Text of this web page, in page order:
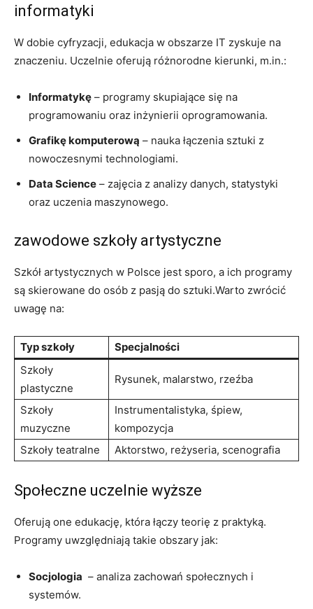
informatyki
W ​dobie ‌cyfryzacji, edukacja w obszarze ⁣IT zyskuje na
znaczeniu. Uczelnie⁢ oferują różnorodne kierunki, m.in.:
Informatykę – programy skupiające się na
programowaniu ⁢oraz inżynierii oprogramowania.
Grafikę komputerową – nauka ​łączenia sztuki⁣ z
nowoczesnymi⁢ technologiami.
Data⁢ Science – zajęcia z ‍analizy danych, ⁣statystyki
oraz uczenia maszynowego.
zawodowe⁢ szkoły artystyczne
Szkół artystycznych w Polsce jest sporo, a ich programy‍
są skierowane do osób z pasją do sztuki.Warto zwrócić
uwagę na:
Typ⁤ szkoły
Specjalności
Szkoły
plastyczne
Rysunek, malarstwo, ⁤rzeźba
Szkoły
muzyczne
Instrumentalistyka, ​śpiew,⁣
kompozycja
Szkoły teatralne
Aktorstwo, reżyseria, scenografia
Społeczne‍ uczelnie wyższe
Oferują ⁤one edukację, która łączy teorię ‌z praktyką.
Programy uwzględniają takie⁤ obszary ‍jak:
Socjologia ⁢ – analiza zachowań‍ społecznych ‍i ​
systemów.